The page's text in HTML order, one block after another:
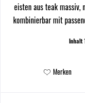
eisten aus teak massiv,
kombinierbar mit
Inhalt
Merken